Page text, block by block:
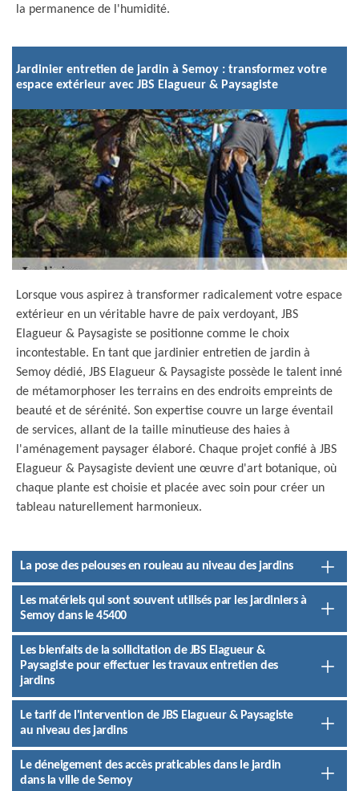
la permanence de l'humidité.
Jardinier entretien de jardin à Semoy : transformez votre
espace extérieur avec JBS Elagueur & Paysagiste
Lorsque vous aspirez à transformer radicalement votre espace
extérieur en un véritable havre de paix verdoyant, JBS
Elagueur & Paysagiste se positionne comme le choix
incontestable. En tant que jardinier entretien de jardin à
Semoy dédié, JBS Elagueur & Paysagiste possède le talent inné
de métamorphoser les terrains en des endroits empreints de
beauté et de sérénité. Son expertise couvre un large éventail
de services, allant de la taille minutieuse des haies à
l'aménagement paysager élaboré. Chaque projet confié à JBS
Elagueur & Paysagiste devient une œuvre d'art botanique, où
chaque plante est choisie et placée avec soin pour créer un
tableau naturellement harmonieux.
La pose des pelouses en rouleau au niveau des jardins
Les matériels qui sont souvent utilisés par les jardiniers à
Semoy dans le 45400
Les bienfaits de la sollicitation de JBS Elagueur &
Paysagiste pour effectuer les travaux entretien des
jardins
Le tarif de l'intervention de JBS Elagueur & Paysagiste
au niveau des jardins
Le déneigement des accès praticables dans le jardin
dans la ville de Semoy